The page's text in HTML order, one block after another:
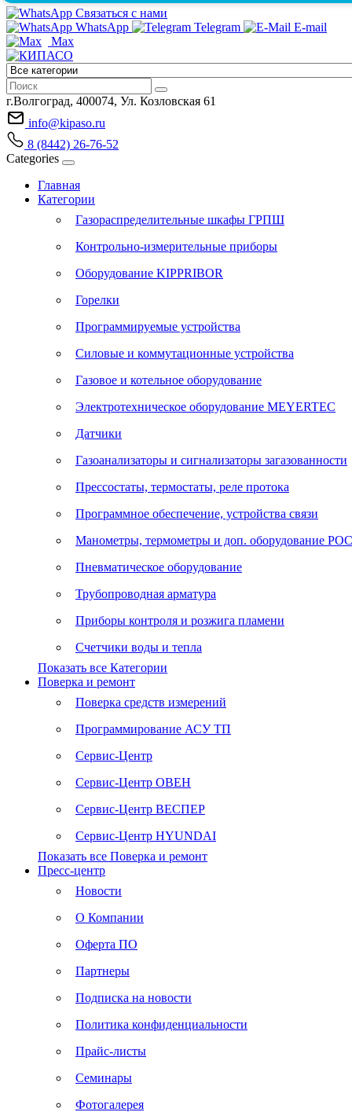
Связаться с нами
WhatsApp
Telegram
E-mail
Max
г.Волгоград, 400074, Ул. Козловская 61
info@kipaso.ru
8 (8442) 26-76-52
Categories
Главная
Категории
Газораспределительные шкафы ГРПШ
Контрольно-измерительные приборы
Оборудование KIPPRIBOR
Горелки
Программируемые устройства
Силовые и коммутационные устройства
Газовое и котельное оборудование
Электротехническое оборудование MEYERTEC
Датчики
Газоанализаторы и сигнализаторы загазованности
Прессостаты, термостаты, реле протока
Программное обеспечение, устройства связи
Манометры, термометры и доп. оборудование
Пневматическое оборудование
Трубопроводная арматура
Приборы контроля и розжига пламени
Счетчики воды и тепла
Показать все Категории
Поверка и ремонт
Поверка средств измерений
Программирование АСУ ТП
Сервис-Центр
Сервис-Центр ОВЕН
Сервис-Центр ВЕСПЕР
Сервис-Центр HYUNDAI
Показать все Поверка и ремонт
Пресс-центр
Новости
О Компании
Оферта ПО
Партнеры
Подписка на новости
Политика конфиденциальности
Прайс-листы
Семинары
Фотогалерея